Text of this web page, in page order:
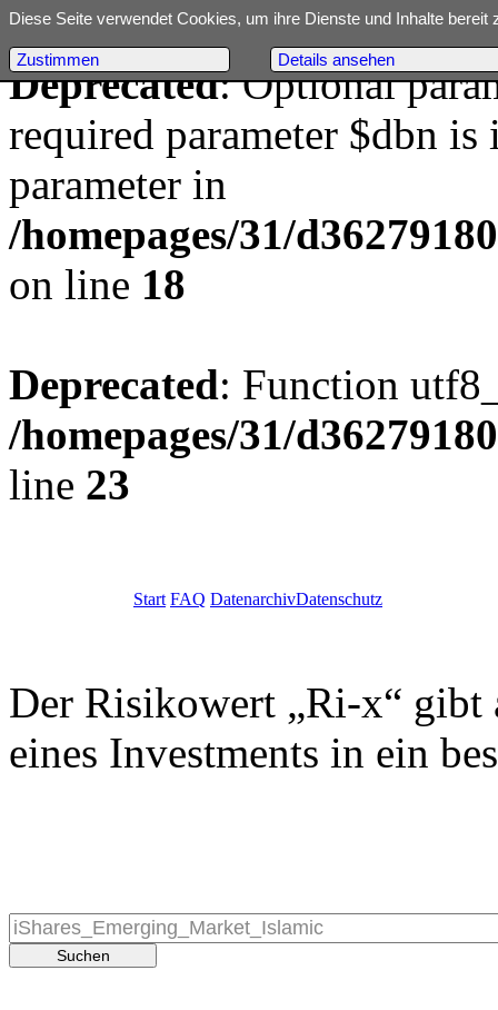
Deprecated: Optional
required parameter $dbn
parameter in
/homepages/31/
on line 18
Deprecated: Function
/homepages/31/
line 23
Start FAQ DatenarchivDatenschutz
Der Risikowert „Ri-x“ gibt
eines Investments in ein
Diese Seite verwendet Cookies, um ihre Dienste und Inhalte
Zustimmen Details ansehen